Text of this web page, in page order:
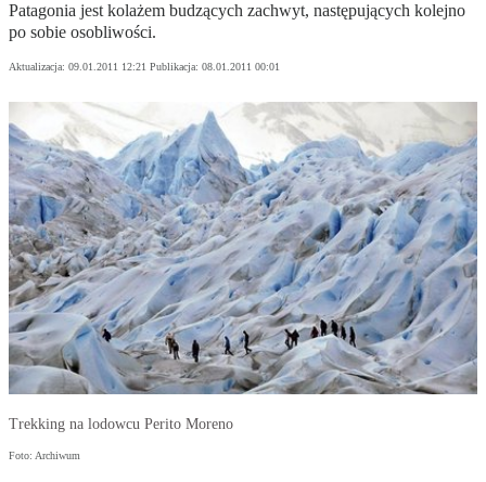
Patagonia jest kolażem budzących zachwyt, następujących kolejno
po sobie osobliwości.
Aktualizacja: 09.01.2011 12:21 Publikacja: 08.01.2011 00:01
Trekking na lodowcu Perito Moreno
Foto: Archiwum